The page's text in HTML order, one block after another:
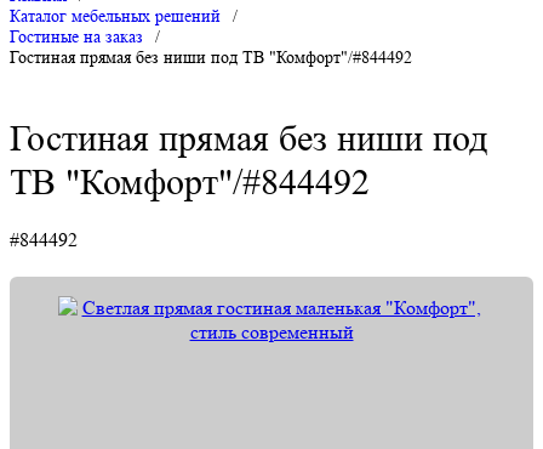
Каталог мебельных решений
/
Гостиные на заказ
/
Гостиная прямая без ниши под ТВ "Комфорт"/#844492
Гостиная прямая без ниши под
ТВ "Комфорт"/#844492
#844492